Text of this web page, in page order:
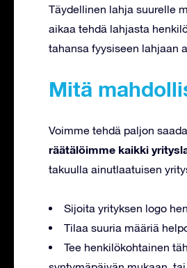
Täydellinen lahja suurelle
aikaa tehdä lahjasta
tahansa fyysiseen lahjaan
Mitä
Voimme tehdä paljon
räätälöimme kaikki
takuulla ainutlaatuisen
Sijoita yrityksen logo
Tilaa suuria määriä
Tee henkilökohtainen